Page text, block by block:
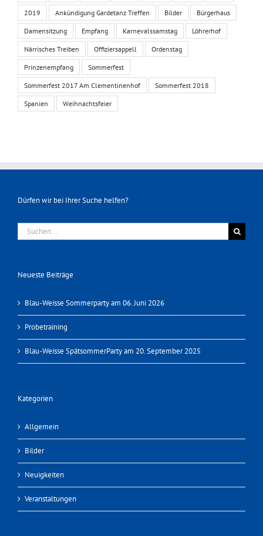
2019 Ankündigung Gardetanz Treffen Bilder Bürgerhaus
Damensitzung Empfang Karnevalssamstag Löhrerhof
Närrisches Treiben Offiziersappell Ordenstag
Prinzenempfang Sommerfest
Sommerfest 2017 Am Clementinenhof Sommerfest 2018
Spanien Weihnachtsfeier
Dürfen wir bei Ihrer Suche helfen?
Suche
nach:
Neueste Beiträge
Blau-Weisse Sommerparty am 06. Juni 2026
Probetraining
Blau-Weisse SpätsommerParty am 20. September 2025
Kategorien
Allgemein
Bilder
Neuigkeiten
Veranstaltungen